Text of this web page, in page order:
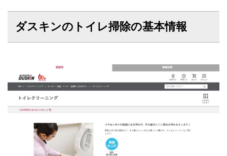
ダスキンのトイレ掃除の基本情報